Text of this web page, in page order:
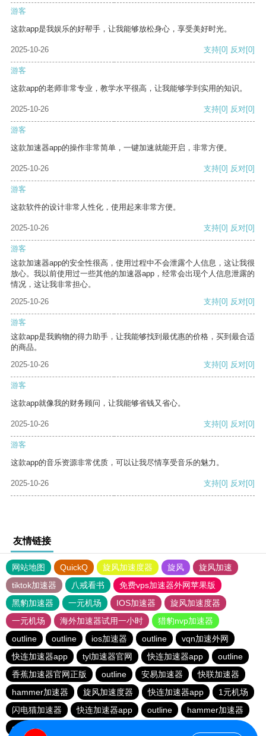
游客
这款app是我娱乐的好帮手，让我能够放松身心，享受美好时光。
2025-10-26 支持[0] 反对[0]
游客
这款app的老师非常专业，教学水平很高，让我能够学到实用的知识。
2025-10-26 支持[0] 反对[0]
游客
这款加速器app的操作非常简单，一键加速就能开启，非常方便。
2025-10-26 支持[0] 反对[0]
游客
这款软件的设计非常人性化，使用起来非常方便。
2025-10-26 支持[0] 反对[0]
游客
这款加速器app的安全性很高，使用过程中不会泄露个人信息，这让我很
放心。我以前使用过一些其他的加速器app，经常会出现个人信息泄露的
情况，这让我非常担心。
2025-10-26
支持[0] 反对[0]
游客
这款app是我购物的得力助手，让我能够找到最优惠的价格，买到最合适
的商品。
2025-10-26
支持[0] 反对[0]
游客
这款app就像我的财务顾问，让我能够省钱又省心。
2025-10-26 支持[0] 反对[0]
游客
这款app的音乐资源非常优质，可以让我尽情享受音乐的魅力。
2025-10-26 支持[0] 反对[0]
友情链接
网站地图 QuickQ 旋风加速度器 旋风
旋风加速
tiktok加速器
八戒看书
免费vps加速器外网苹果版
黑豹加速器
一元机场 IOS加速器
旋风加速度器
一元机场
海外加速器试用一小时
猎豹nvp加速器
outline
outline ios加速器 outline
vqn加速外网
快连加速器app
tyl加速器官网 快连加速器app
outline
香蕉加速器官网正版
outline 安易加速器
快联加速器
hammer加速器
旋风加速度器 快连加速器app
1元机场
闪电猫加速器
快连加速器app outline
hammer加速器
outline